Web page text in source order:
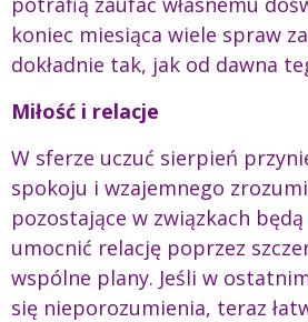
koniec miesiąca wiele spraw
dokładnie tak, jak od dawna
Miłość i relacje
W sferze uczuć sierpień
spokoju i wzajemnego
pozostające w związkach będą
umocnić relację poprzez
wspólne plany. Jeśli w
się nieporozumienia, teraz